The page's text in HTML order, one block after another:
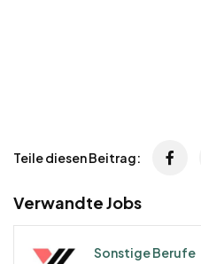
Teile diesen Beitrag:
Verwandte Jobs
Sonstige Berufe